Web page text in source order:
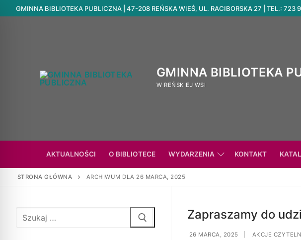
GMINNA BIBLIOTEKA PUBLICZNA | 47-208 REŃSKA WIEŚ, UL. RACIBORSKA 27 | TEL.: 723
GMINNA BIBLIOTEKA
W REŃSKIEJ WSI
AKTUALNOŚCI O BIBLIOTECE WYDARZENIA KONTAKT
STRONA GŁÓWNA ARCHIWUM DLA 26 MARCA, 2025
Zapraszamy do
26 MARCA, 2025 AKCJE